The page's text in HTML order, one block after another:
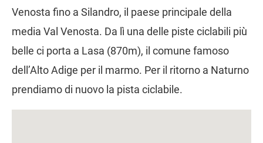
Venosta fino a Silandro, il paese principale della
media Val Venosta. Da lì una delle piste ciclabili più
belle ci porta a Lasa (870m), il comune famoso
dell’Alto Adige per il marmo. Per il ritorno a Naturno
prendiamo di nuovo la pista ciclabile.